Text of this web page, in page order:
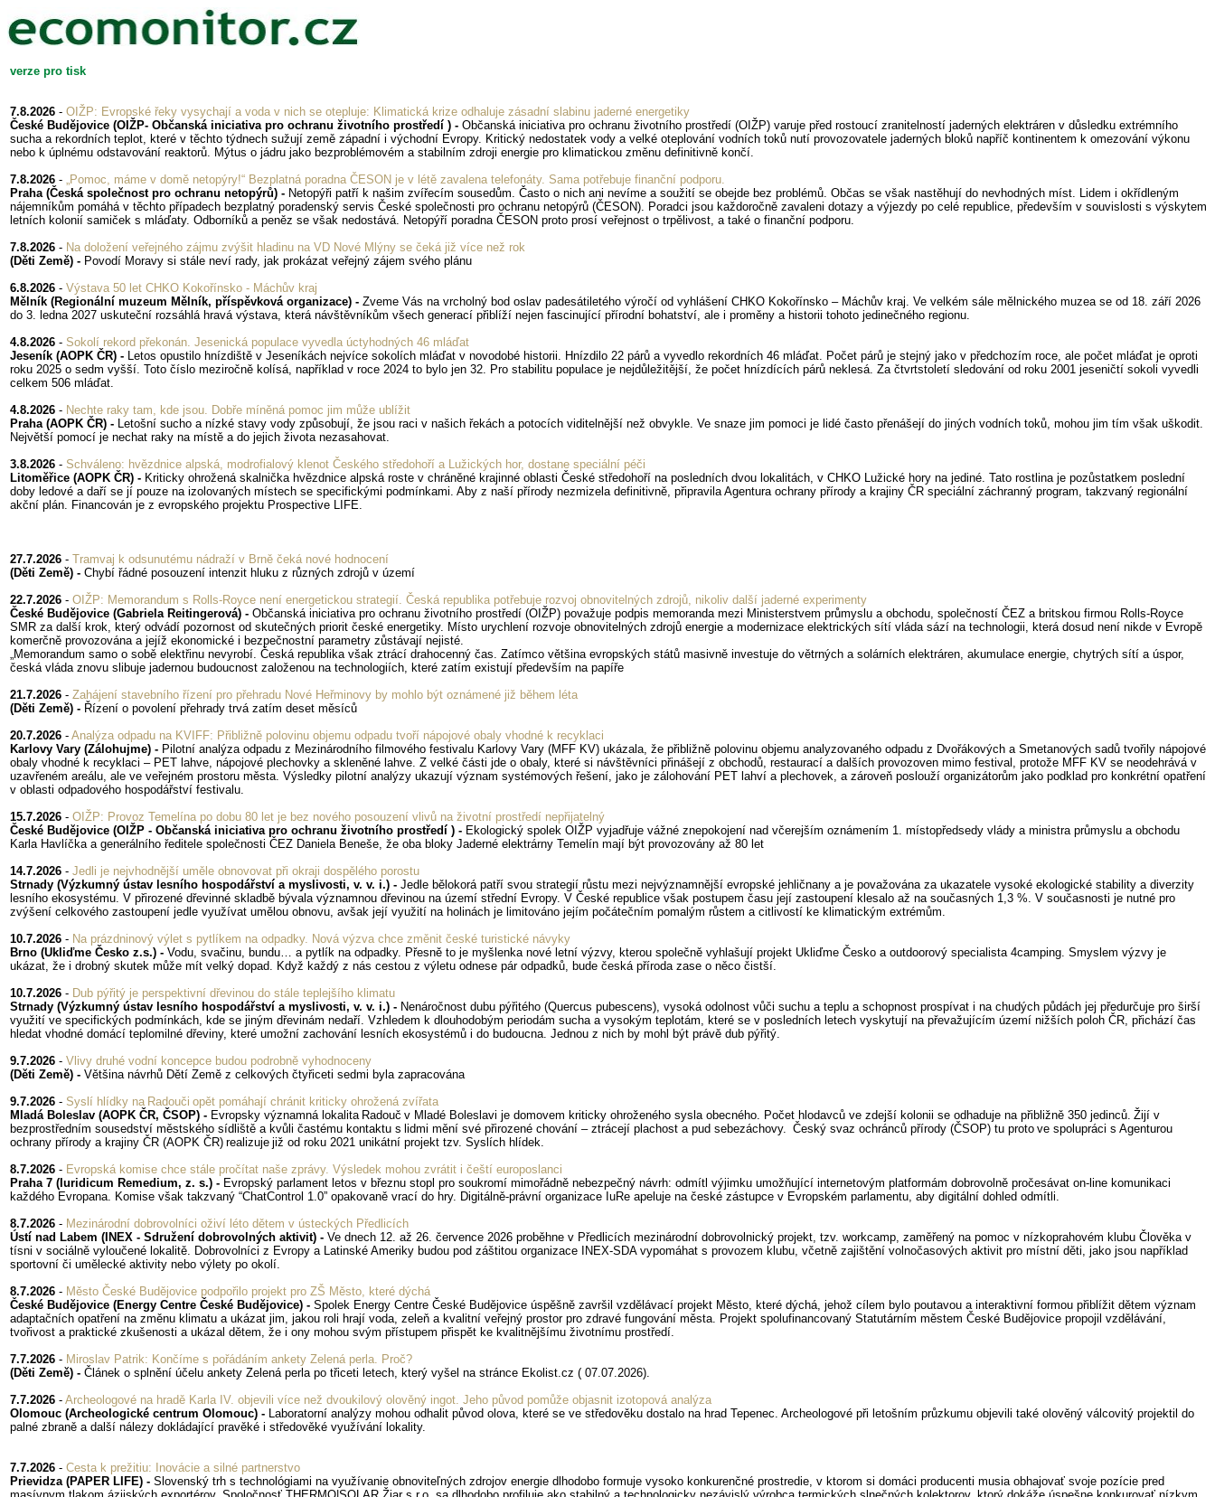
verze pro tisk
7.8.2026 - OIŽP: Evropské řeky vysychají a voda v nich se otepluje: Klimatická krize odhaluje zásadní slabinu jaderné energetiky
České Budějovice (OIŽP- Občanská iniciativa pro ochranu životního prostředí ) - Občanská iniciativa pro ochranu životního prostředí (OIŽP) varuje před rostoucí zranitelností jaderných elektráren v důsledku extrémního
sucha a rekordních teplot, které v těchto týdnech sužují země západní i východní Evropy. Kritický nedostatek vody a velké oteplování vodních toků nutí provozovatele jaderných bloků napříč kontinentem k omezování výkonu
nebo k úplnému odstavování reaktorů. Mýtus o jádru jako bezproblémovém a stabilním zdroji energie pro klimatickou změnu definitivně končí.
7.8.2026 - „Pomoc, máme v domě netopýry!“ Bezplatná poradna ČESON je v létě zavalena telefonáty. Sama potřebuje finanční podporu.
Praha (Česká společnost pro ochranu netopýrů) - Netopýři patří k našim zvířecím sousedům. Často o nich ani nevíme a soužití se obejde bez problémů. Občas se však nastěhují do nevhodných míst. Lidem i okřídleným
nájemníkům pomáhá v těchto případech bezplatný poradenský servis České společnosti pro ochranu netopýrů (ČESON). Poradci jsou každoročně zavaleni dotazy a výjezdy po celé republice, především v souvislosti s výskytem
letních kolonií samiček s mláďaty. Odborníků a peněz se však nedostává. Netopýří poradna ČESON proto prosí veřejnost o trpělivost, a také o finanční podporu.
7.8.2026 - Na doložení veřejného zájmu zvýšit hladinu na VD Nové Mlýny se čeká již více než rok
(Děti Země) - Povodí Moravy si stále neví rady, jak prokázat veřejný zájem svého plánu
6.8.2026 - Výstava 50 let CHKO Kokořínsko - Máchův kraj
Mělník (Regionální muzeum Mělník, příspěvková organizace) - Zveme Vás na vrcholný bod oslav padesátiletého výročí od vyhlášení CHKO Kokořínsko – Máchův kraj. Ve velkém sále mělnického muzea se od 18. září 2026
do 3. ledna 2027 uskuteční rozsáhlá hravá výstava, která návštěvníkům všech generací přiblíží nejen fascinující přírodní bohatství, ale i proměny a historii tohoto jedinečného regionu.
4.8.2026 - Sokolí rekord překonán. Jesenická populace vyvedla úctyhodných 46 mláďat
Jeseník (AOPK ČR) - Letos opustilo hnízdiště v Jeseníkách nejvíce sokolích mláďat v novodobé historii. Hnízdilo 22 párů a vyvedlo rekordních 46 mláďat. Počet párů je stejný jako v předchozím roce, ale počet mláďat je oproti
roku 2025 o sedm vyšší. Toto číslo meziročně kolísá, například v roce 2024 to bylo jen 32. Pro stabilitu populace je nejdůležitější, že počet hnízdících párů neklesá. Za čtvrtstoletí sledování od roku 2001 jeseničtí sokoli vyvedli
celkem 506 mláďat.
4.8.2026 - Nechte raky tam, kde jsou. Dobře míněná pomoc jim může ublížit
Praha (AOPK ČR) - Letošní sucho a nízké stavy vody způsobují, že jsou raci v našich řekách a potocích viditelnější než obvykle. Ve snaze jim pomoci je lidé často přenášejí do jiných vodních toků, mohou jim tím však uškodit.
Největší pomocí je nechat raky na místě a do jejich života nezasahovat.
3.8.2026 - Schváleno: hvězdnice alpská, modrofialový klenot Českého středohoří a Lužických hor, dostane speciální péči
Litoměřice (AOPK ČR) - Kriticky ohrožená skalnička hvězdnice alpská roste v chráněné krajinné oblasti České středohoří na posledních dvou lokalitách, v CHKO Lužické hory na jediné. Tato rostlina je pozůstatkem poslední
doby ledové a daří se jí pouze na izolovaných místech se specifickými podmínkami. Aby z naší přírody nezmizela definitivně, připravila Agentura ochrany přírody a krajiny ČR speciální záchranný program, takzvaný regionální
akční plán. Financován je z evropského projektu Prospective LIFE.
27.7.2026 - Tramvaj k odsunutému nádraží v Brně čeká nové hodnocení
(Děti Země) - Chybí řádné posouzení intenzit hluku z různých zdrojů v území
22.7.2026 - OIŽP: Memorandum s Rolls-Royce není energetickou strategií. Česká republika potřebuje rozvoj obnovitelných zdrojů, nikoliv další jaderné experimenty
České Budějovice (Gabriela Reitingerová) - Občanská iniciativa pro ochranu životního prostředí (OIŽP) považuje podpis memoranda mezi Ministerstvem průmyslu a obchodu, společností ČEZ a britskou firmou Rolls-Royce
SMR za další krok, který odvádí pozornost od skutečných priorit české energetiky. Místo urychlení rozvoje obnovitelných zdrojů energie a modernizace elektrických sítí vláda sází na technologii, která dosud není nikde v Evropě
komerčně provozována a jejíž ekonomické i bezpečnostní parametry zůstávají nejisté.
„Memorandum samo o sobě elektřinu nevyrobí. Česká republika však ztrácí drahocenný čas. Zatímco většina evropských států masivně investuje do větrných a solárních elektráren, akumulace energie, chytrých sítí a úspor,
česká vláda znovu slibuje jadernou budoucnost založenou na technologiích, které zatím existují především na papíře
21.7.2026 - Zahájení stavebního řízení pro přehradu Nové Heřminovy by mohlo být oznámené již během léta
(Děti Země) - Řízení o povolení přehrady trvá zatím deset měsíců
20.7.2026 - Analýza odpadu na KVIFF: Přibližně polovinu objemu odpadu tvoří nápojové obaly vhodné k recyklaci
Karlovy Vary (Zálohujme) - Pilotní analýza odpadu z Mezinárodního filmového festivalu Karlovy Vary (MFF KV) ukázala, že přibližně polovinu objemu analyzovaného odpadu z Dvořákových a Smetanových sadů tvořily nápojové
obaly vhodné k recyklaci – PET lahve, nápojové plechovky a skleněné lahve. Z velké části jde o obaly, které si návštěvníci přinášejí z obchodů, restaurací a dalších provozoven mimo festival, protože MFF KV se neodehrává v
uzavřeném areálu, ale ve veřejném prostoru města. Výsledky pilotní analýzy ukazují význam systémových řešení, jako je zálohování PET lahví a plechovek, a zároveň poslouží organizátorům jako podklad pro konkrétní opatření
v oblasti odpadového hospodářství festivalu.
15.7.2026 - OIŽP: Provoz Temelína po dobu 80 let je bez nového posouzení vlivů na životní prostředí nepřijatelný
České Budějovice (OIŽP - Občanská iniciativa pro ochranu životního prostředí ) - Ekologický spolek OIŽP vyjadřuje vážné znepokojení nad včerejším oznámením 1. místopředsedy vlády a ministra průmyslu a obchodu
Karla Havlíčka a generálního ředitele společnosti ČEZ Daniela Beneše, že oba bloky Jaderné elektrárny Temelín mají být provozovány až 80 let
14.7.2026 - Jedli je nejvhodnější uměle obnovovat při okraji dospělého porostu
Strnady (Výzkumný ústav lesního hospodářství a myslivosti, v. v. i.) - Jedle bělokorá patří svou strategií růstu mezi nejvýznamnější evropské jehličnany a je považována za ukazatele vysoké ekologické stability a diverzity
lesního ekosystému. V přirozené dřevinné skladbě bývala významnou dřevinou na území střední Evropy. V České republice však postupem času její zastoupení klesalo až na současných 1,3 %. V současnosti je nutné pro
zvýšení celkového zastoupení jedle využívat umělou obnovu, avšak její využití na holinách je limitováno jejím počátečním pomalým růstem a citlivostí ke klimatickým extrémům.
10.7.2026 - Na prázdninový výlet s pytlíkem na odpadky. Nová výzva chce změnit české turistické návyky
Brno (Ukliďme Česko z.s.) - Vodu, svačinu, bundu… a pytlík na odpadky. Přesně to je myšlenka nové letní výzvy, kterou společně vyhlašují projekt Ukliďme Česko a outdoorový specialista 4camping. Smyslem výzvy je
ukázat, že i drobný skutek může mít velký dopad. Když každý z nás cestou z výletu odnese pár odpadků, bude česká příroda zase o něco čistší.
10.7.2026 - Dub pýřitý je perspektivní dřevinou do stále teplejšího klimatu
Strnady (Výzkumný ústav lesního hospodářství a myslivosti, v. v. i.) - Nenáročnost dubu pýřitého (Quercus pubescens), vysoká odolnost vůči suchu a teplu a schopnost prospívat i na chudých půdách jej předurčuje pro širší
využití ve specifických podmínkách, kde se jiným dřevinám nedaří. Vzhledem k dlouhodobým periodám sucha a vysokým teplotám, které se v posledních letech vyskytují na převažujícím území nižších poloh ČR, přichází čas
hledat vhodné domácí teplomilné dřeviny, které umožní zachování lesních ekosystémů i do budoucna. Jednou z nich by mohl být právě dub pýřitý.
9.7.2026 - Vlivy druhé vodní koncepce budou podrobně vyhodnoceny
(Děti Země) - Většina návrhů Dětí Země z celkových čtyřiceti sedmi byla zapracována
9.7.2026 - Syslí hlídky na Radouči opět pomáhají chránit kriticky ohrožená zvířata
Mladá Boleslav (AOPK ČR, ČSOP) - Evropsky významná lokalita Radouč v Mladé Boleslavi je domovem kriticky ohroženého sysla obecného. Počet hlodavců ve zdejší kolonii se odhaduje na přibližně 350 jedinců. Žijí v
bezprostředním sousedství městského sídliště a kvůli častému kontaktu s lidmi mění své přirozené chování – ztrácejí plachost a pud sebezáchovy. Český svaz ochránců přírody (ČSOP) tu proto ve spolupráci s Agenturou
ochrany přírody a krajiny ČR (AOPK ČR) realizuje již od roku 2021 unikátní projekt tzv. Syslích hlídek.
8.7.2026 - Evropská komise chce stále pročítat naše zprávy. Výsledek mohou zvrátit i čeští europoslanci
Praha 7 (Iuridicum Remedium, z. s.) - Evropský parlament letos v březnu stopl pro soukromí mimořádně nebezpečný návrh: odmítl výjimku umožňující internetovým platformám dobrovolně pročesávat on-line komunikaci
každého Evropana. Komise však takzvaný “ChatControl 1.0” opakovaně vrací do hry. Digitálně-právní organizace IuRe apeluje na české zástupce v Evropském parlamentu, aby digitální dohled odmítli.
8.7.2026 - Mezinárodní dobrovolníci oživí léto dětem v ústeckých Předlicích
Ústí nad Labem (INEX - Sdružení dobrovolných aktivit) - Ve dnech 12. až 26. července 2026 proběhne v Předlicích mezinárodní dobrovolnický projekt, tzv. workcamp, zaměřený na pomoc v nízkoprahovém klubu Člověka v
tísni v sociálně vyloučené lokalitě. Dobrovolníci z Evropy a Latinské Ameriky budou pod záštitou organizace INEX-SDA vypomáhat s provozem klubu, včetně zajištění volnočasových aktivit pro místní děti, jako jsou například
sportovní či umělecké aktivity nebo výlety po okolí.
8.7.2026 - Město České Budějovice podpořilo projekt pro ZŠ Město, které dýchá
České Budějovice (Energy Centre České Budějovice) - Spolek Energy Centre České Budějovice úspěšně završil vzdělávací projekt Město, které dýchá, jehož cílem bylo poutavou a interaktivní formou přiblížit dětem význam
adaptačních opatření na změnu klimatu a ukázat jim, jakou roli hrají voda, zeleň a kvalitní veřejný prostor pro zdravé fungování města. Projekt spolufinancovaný Statutárním městem České Budějovice propojil vzdělávání,
tvořivost a praktické zkušenosti a ukázal dětem, že i ony mohou svým přístupem přispět ke kvalitnějšímu životnímu prostředí.
7.7.2026 - Miroslav Patrik: Končíme s pořádáním ankety Zelená perla. Proč?
(Děti Země) - Článek o splnění účelu ankety Zelená perla po třiceti letech, který vyšel na stránce Ekolist.cz ( 07.07.2026).
7.7.2026 - Archeologové na hradě Karla IV. objevili více než dvoukilový olověný ingot. Jeho původ pomůže objasnit izotopová analýza
Olomouc (Archeologické centrum Olomouc) - Laboratorní analýzy mohou odhalit původ olova, které se ve středověku dostalo na hrad Tepenec. Archeologové při letošním průzkumu objevili také olověný válcovitý projektil do
palné zbraně a další nálezy dokládající pravěké i středověké využívání lokality.
7.7.2026 - Cesta k prežitiu: Inovácie a silné partnerstvo
Prievidza (PAPER LIFE) - Slovenský trh s technológiami na využívanie obnoviteľných zdrojov energie dlhodobo formuje vysoko konkurenčné prostredie, v ktorom si domáci producenti musia obhajovať svoje pozície pred